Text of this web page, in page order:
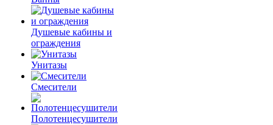
Душевые кабины и
ограждения
Унитазы
Смесители
Полотенцесушители